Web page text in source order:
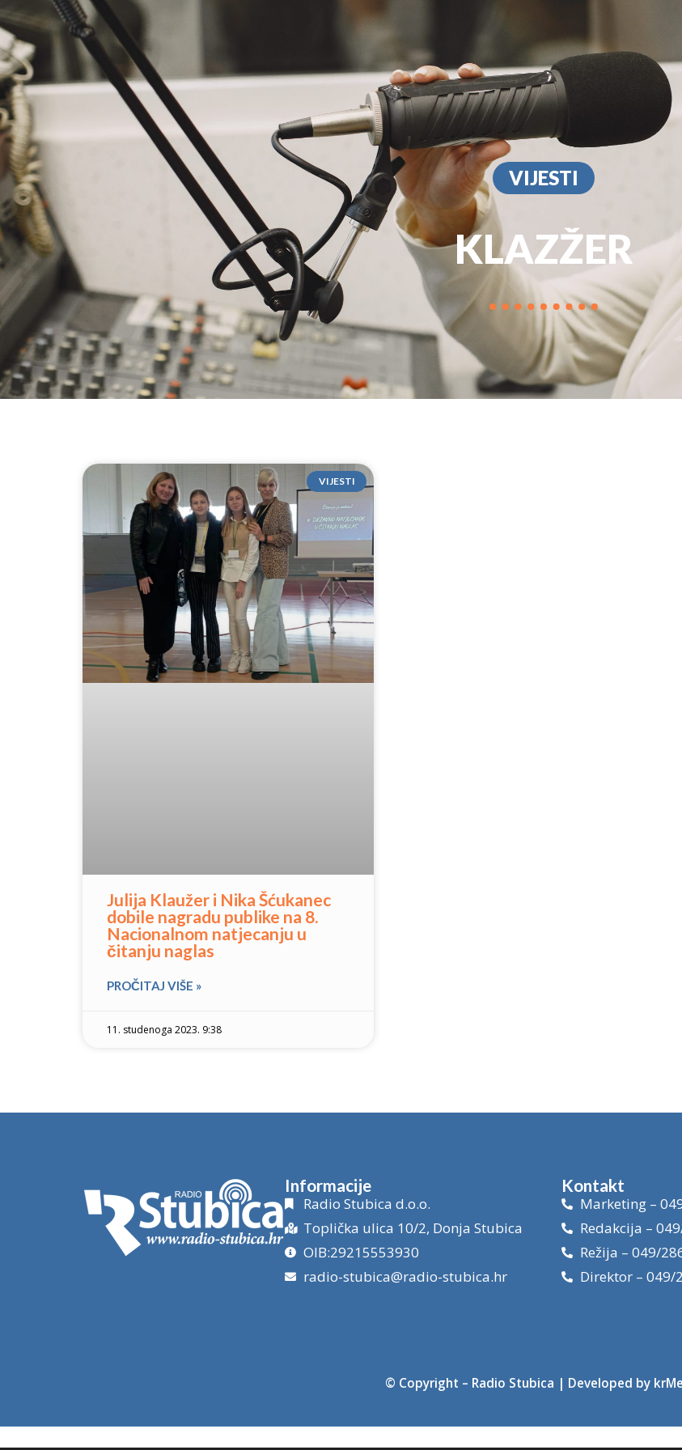
PROGRAM
VIJESTI
KLAZŽER
VIJESTI
Julija Klaužer i Nika Šćukanec
dobile nagradu publike na 8.
Nacionalnom natjecanju u
čitanju naglas
PROČITAJ VIŠE »
11. studenoga 2023. 9:38
Informacije
Radio Stubica d.o.o.
Toplička ulica 10/2, Donja Stubica
OIB:29215553930
radio-stubica@radio-stubica.hr
Kontakt
Marketing –
Redakcija –
Režija – 049/
Direktor – 049/
© Copyright – Radio Stubica | Developed by